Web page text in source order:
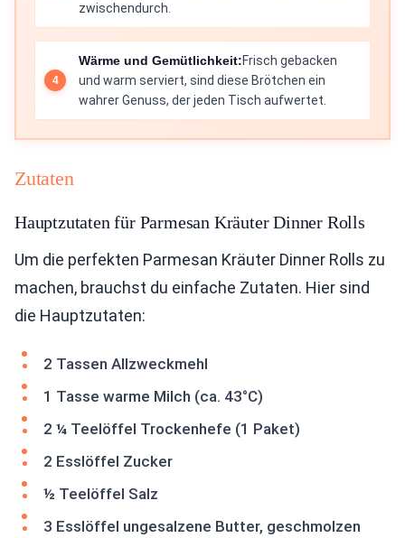
zwischendurch.
Wärme und Gemütlichkeit:Frisch gebacken
und warm serviert, sind diese Brötchen ein
wahrer Genuss, der jeden Tisch aufwertet.
Zutaten
Hauptzutaten für Parmesan Kräuter Dinner Rolls
Um die perfekten Parmesan Kräuter Dinner Rolls zu
machen, brauchst du einfache Zutaten. Hier sind
die Hauptzutaten:
2 Tassen Allzweckmehl
1 Tasse warme Milch (ca. 43°C)
2 ¼ Teelöffel Trockenhefe (1 Paket)
2 Esslöffel Zucker
½ Teelöffel Salz
3 Esslöffel ungesalzene Butter, geschmolzen